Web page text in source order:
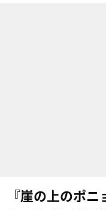
『崖の上のポ